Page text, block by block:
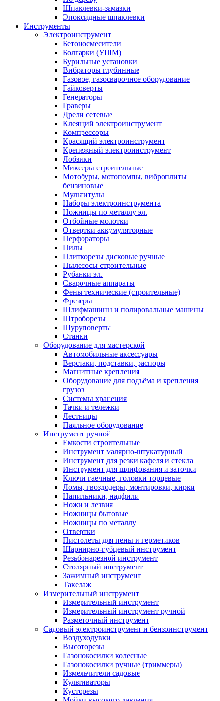
Шпаклевки-замазки
Эпоксидные шпаклевки
Инструменты
Электроинструмент
Бетоносмесители
Болгарки (УШМ)
Бурильные установки
Вибраторы глубинные
Газовое, газосварочное оборудование
Гайковерты
Генераторы
Граверы
Дрели сетевые
Клеящий электроинструмент
Компрессоры
Красящий электроинструмент
Крепежный электроинструмент
Лобзики
Миксеры строительные
Мотобуры, мотопомпы, виброплиты
бензиновые
Мультитулы
Наборы электроинструмента
Ножницы по металлу эл.
Отбойные молотки
Отвертки аккумуляторные
Перфораторы
Пилы
Плиткорезы дисковые ручные
Пылесосы строительные
Рубанки эл.
Сварочные аппараты
Фены технические (строительные)
Фрезеры
Шлифмашины и полировальные машины
Штроборезы
Шуруповерты
Станки
Оборудование для мастерской
Автомобильные аксессуары
Верстаки, подставки, распоры
Магнитные крепления
Оборудование для подъёма и крепления
грузов
Системы хранения
Тачки и тележки
Лестницы
Паяльное оборудование
Инструмент ручной
Емкости строительные
Инструмент малярно-штукатурный
Инструмент для резки кафеля и стекла
Инструмент для шлифования и заточки
Ключи гаечные, головки торцевые
Ломы, гвоздодеры, монтировки, кирки
Напильники, надфили
Ножи и лезвия
Ножницы бытовые
Ножницы по металлу
Отвертки
Пистолеты для пены и герметиков
Шарнирно-губцевый инструмент
Резьбонарезной инструмент
Столярный инструмент
Зажимный инструмент
Такелаж
Измерительный инструмент
Измерительный инструмент
Измерительный инструмент ручной
Разметочный инструмент
Садовый электроинструмент и бензоинструмент
Воздуходувки
Высоторезы
Газонокосилки колесные
Газонокосилки ручные (триммеры)
Измельчители садовые
Культиваторы
Кусторезы